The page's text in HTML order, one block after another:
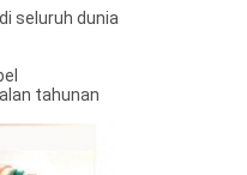
seluruh dunia
tahunan